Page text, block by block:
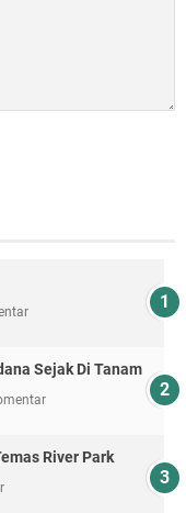
Sejak Di Tanam
River Park